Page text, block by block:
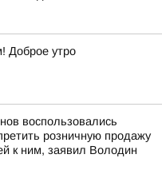
Доброе утро
воспользовались
розничную продажу
к ним, заявил Володин